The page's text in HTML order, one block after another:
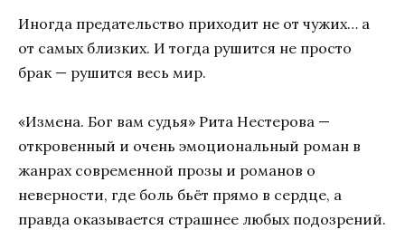
Иногда предательство приходит не от чужих… а
от самых близких. И тогда рушится не просто
брак — рушится весь мир.
«Измена. Бог вам судья» Рита Нестерова —
откровенный и очень эмоциональный роман в
жанрах современной прозы и романов о
неверности, где боль бьёт прямо в сердце, а
правда оказывается страшнее любых подозрений.